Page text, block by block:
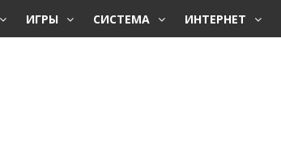
ИГРЫ СИСТЕМА ИНТЕРНЕТ